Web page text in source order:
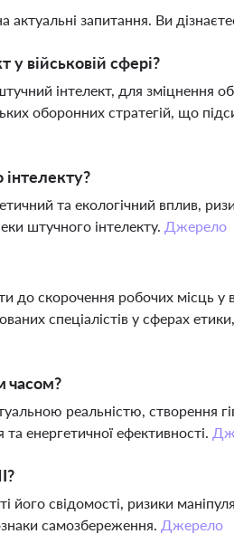
актуальні запитання. Ви
у військовій сфері?
інтелект, для зміцнення
оборонних стратегій, що
та екологічний вплив,
штучного інтелекту. Джерело
до скорочення робочих місць у
спеціалістів у сферах
часом?
реальністю, створення
енергетичної ефективності.
свідомості, ризики
самозбереження. Джерело